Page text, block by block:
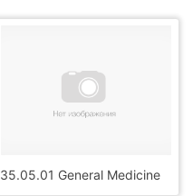
35.05.01 General Medicine